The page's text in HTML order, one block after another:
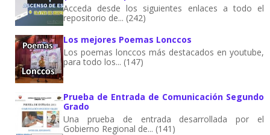
Acceda desde los siguientes enlaces a todo el
repositorio de... (242)
Los mejores Poemas Lonccos
Los poemas lonccos más destacados en youtube,
para todo los... (147)
Prueba de Entrada de Comunicación Segundo
Grado
Una prueba de entrada desarrollada por el
Gobierno Regional de... (141)